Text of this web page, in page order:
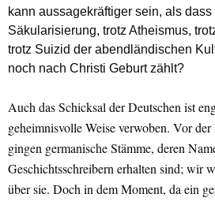
kann aussagekräftiger sein, als
Säkularisierung, trotz Atheismus,
trotz Suizid der abendländischen
noch nach Christi Geburt zählt?
Auch das Schicksal der Deutschen ist
geheimnisvolle Weise verwoben. Vor
gingen germanische Stämme, deren
Geschichtsschreibern erhalten sind; wir
über sie. Doch in dem Moment, da ein